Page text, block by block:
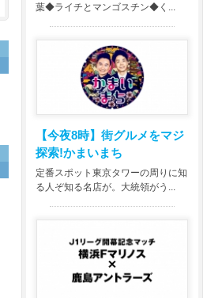
葉◆ライチとマンゴスチン◆く...
【今夜8時】 街グルメをマジ
探索!かまいまち
定番スポット東京タワーの周りに知
る人ぞ知る名店が。大統領がう...